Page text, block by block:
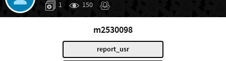
1 150
m2530098
report_usr